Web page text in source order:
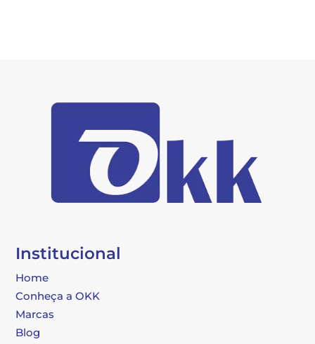
Institucional
Home
Conheça a OKK
Marcas
Blog